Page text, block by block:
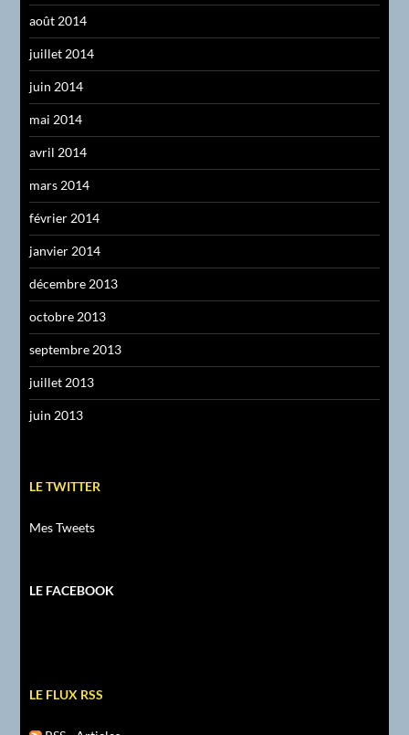
août 2014
juillet 2014
juin 2014
mai 2014
avril 2014
mars 2014
février 2014
janvier 2014
décembre 2013
octobre 2013
septembre 2013
juillet 2013
juin 2013
LE TWITTER
Mes Tweets
LE FACEBOOK
LE FLUX RSS